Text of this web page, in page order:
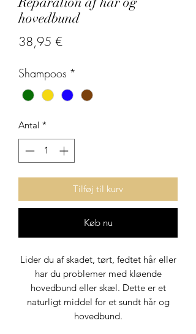
hovedbund
38,95 €Pris
Shampoos *
Antal *
Tilføj til kurv
Køb nu
Lider du af skadet, tørt, fedtet hår eller
har du problemer med kløende
hovedbund eller skæl. Dette er et
naturligt middel for et sundt hår og
hovedbund.